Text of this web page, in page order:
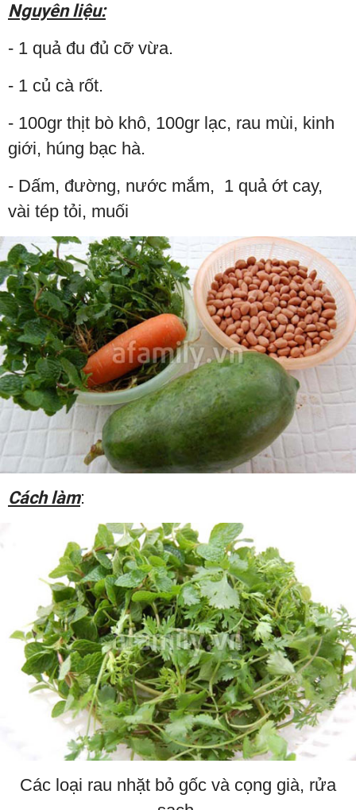
Nguyên liệu:
- 1 quả đu đủ cỡ vừa.
- 1 củ cà rốt.
- 100gr thịt bò khô, 100gr lạc, rau mùi, kinh
giới, húng bạc hà.
- Dấm, đường, nước mắm, 1 quả ớt cay,
vài tép tỏi, muối
Cách làm:
Các loại rau nhặt bỏ gốc và cọng già, rửa